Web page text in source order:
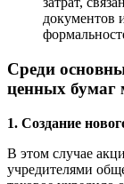
документов
Среди
ценных бумаг
1. Создание
В этом случае
учредителями